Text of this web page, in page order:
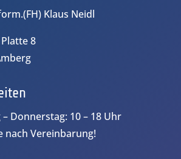
Klaus Neidl
8
Donnerstag: 10 – 18 Uhr
nach Vereinbarung!